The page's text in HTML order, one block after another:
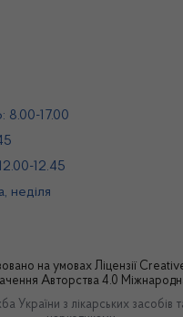
8.00-17.00
12.45
неділя
на умовах Ліцензії
Авторства 4.0
України з лікарських засобів